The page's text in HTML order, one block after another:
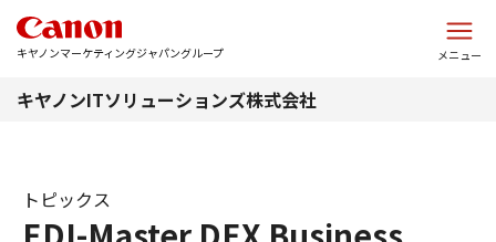
キヤノンマーケティングジャパングループ メニュー
キヤノンITソリューションズ株式会社
トピックス